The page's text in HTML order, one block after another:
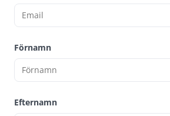
Förnamn
Efternamn